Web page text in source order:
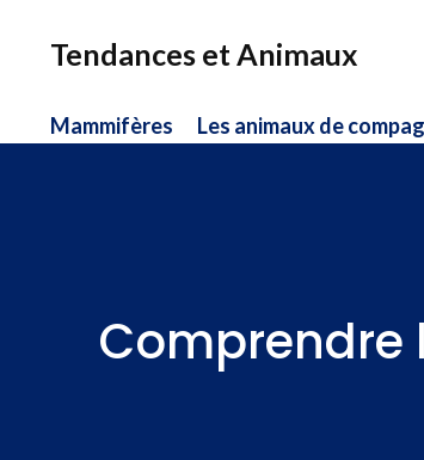
Tendances et Animaux
Mammifères Les animaux de
Comprendre